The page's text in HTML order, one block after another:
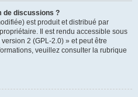
de discussions ?
est produit et distribué par
Il est rendu accessible sous
2 (GPL-2.0) » et peut être
veuillez consulter la rubrique